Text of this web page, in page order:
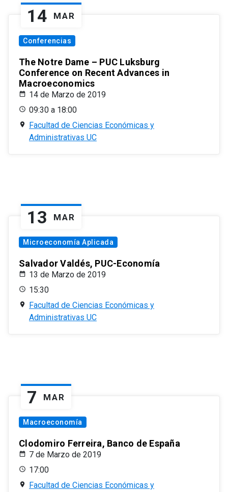
14 MAR
Conferencias
The Notre Dame – PUC Luksburg
Conference on Recent Advances in
Macroeconomics
14 de Marzo de 2019
09:30 a 18:00
Facultad de Ciencias Económicas y
Administrativas UC
13 MAR
Microeconomía Aplicada
Salvador Valdés, PUC-Economía
13 de Marzo de 2019
15:30
Facultad de Ciencias Económicas y
Administrativas UC
7 MAR
Macroeconomía
Clodomiro Ferreira, Banco de España
7 de Marzo de 2019
17:00
Facultad de Ciencias Económicas y